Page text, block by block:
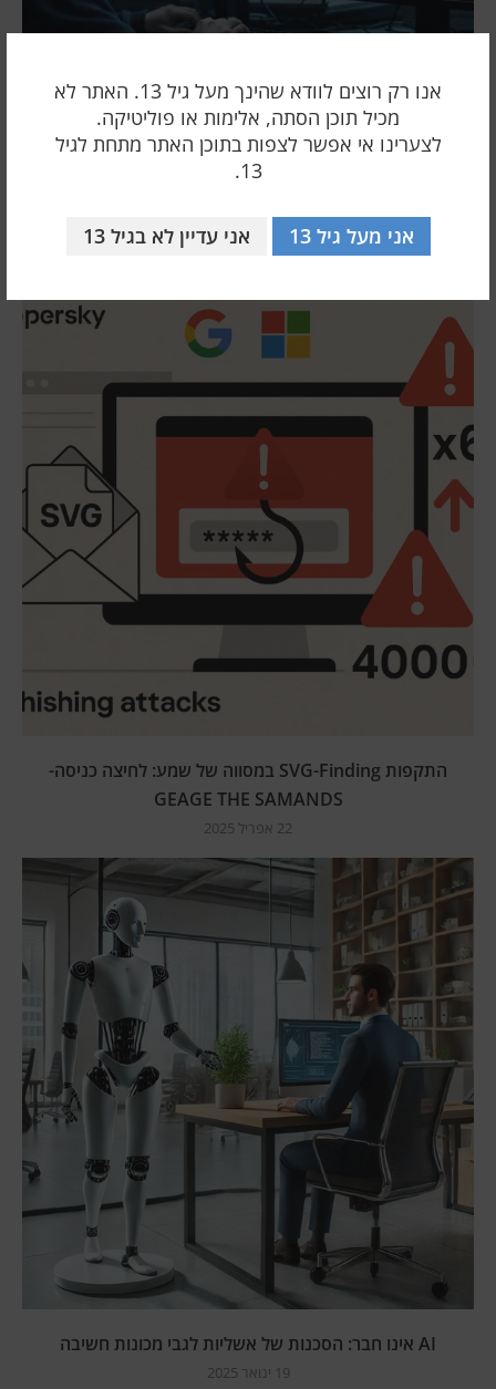
אנו רק רוצים לוודא שהינך מעל גיל 13. האתר לא
מכיל תוכן הסתה, אלימות או פוליטיקה.
לצערינו אי אפשר לצפות בתוכן האתר מתחת לגיל
13.
אני מעל גיל 13 אני עדיין לא בגיל 13לפרוץ ב-6 שניות
24 ינואר 2026
התקפות SVG-Finding במסווה של שמע: לחיצה כניסה-
GEAGE THE SAMANDS
22 אפריל 2025
AI אינו חבר: הסכנות של אשליות לגבי מכונות חשיבה
19 ינואר 2025